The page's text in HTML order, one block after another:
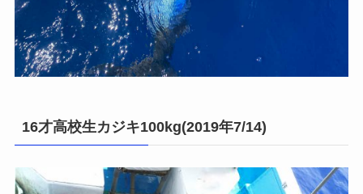
16才高校生カジキ100kg(2019年7/14)